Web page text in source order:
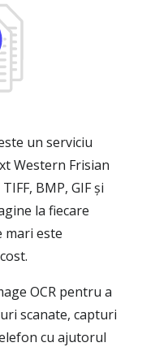
un serviciu
Western Frisian
BMP, GIF și
la fiecare
mari este
OCR pentru a
scanate, capturi
cu ajutorul